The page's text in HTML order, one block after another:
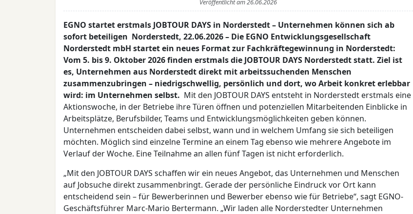
Veröffentlicht am26.06.2026
EGNO startet erstmals JOBTOUR DAYS in Norderstedt – Unternehmen können sich ab
sofort beteiligen Norderstedt, 22.06.2026 – Die EGNO Entwicklungsgesellschaft
Norderstedt mbH startet ein neues Format zur Fachkräftegewinnung in Norderstedt:
Vom 5. bis 9. Oktober 2026 finden erstmals die JOBTOUR DAYS Norderstedt statt. Ziel ist
es, Unternehmen aus Norderstedt direkt mit arbeitssuchenden Menschen
zusammenzubringen – niedrigschwellig, persönlich und dort, wo Arbeit konkret erlebbar
wird: im Unternehmen selbst. Mit den JOBTOUR DAYS entsteht in Norderstedt erstmals eine
Aktionswoche, in der Betriebe ihre Türen öffnen und potenziellen Mitarbeitenden Einblicke in
Arbeitsplätze, Berufsbilder, Teams und Entwicklungsmöglichkeiten geben können.
Unternehmen entscheiden dabei selbst, wann und in welchem Umfang sie sich beteiligen
möchten. Möglich sind einzelne Termine an einem Tag ebenso wie mehrere Angebote im
Verlauf der Woche. Eine Teilnahme an allen fünf Tagen ist nicht erforderlich.
„Mit den JOBTOUR DAYS schaffen wir ein neues Angebot, das Unternehmen und Menschen
auf Jobsuche direkt zusammenbringt. Gerade der persönliche Eindruck vor Ort kann
entscheidend sein – für Bewerberinnen und Bewerber ebenso wie für Betriebe“, sagt EGNO-
Geschäftsführer Marc-Mario Bertermann. „Wir laden alle Norderstedter Unternehmen